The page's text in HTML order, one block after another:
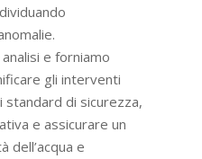
e forniamo
gli interventi
di sicurezza,
e assicurare un
dell’acqua e